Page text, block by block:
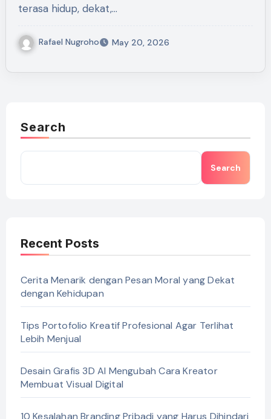
terasa hidup, dekat,…
Rafael Nugroho May 20, 2026
Search
Search
Recent Posts
Cerita Menarik dengan Pesan Moral yang Dekat
dengan Kehidupan
Tips Portofolio Kreatif Profesional Agar Terlihat
Lebih Menjual
Desain Grafis 3D AI Mengubah Cara Kreator
Membuat Visual Digital
10 Kesalahan Branding Pribadi yang Harus Dihindari